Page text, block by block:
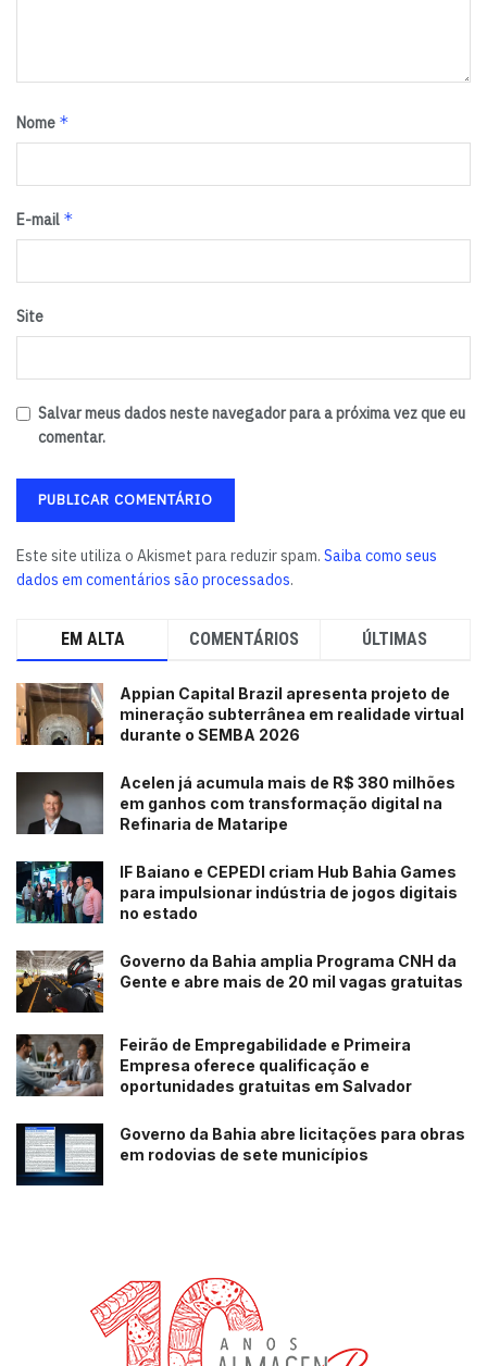
Nome *
E-mail *
Site
Salvar meus dados neste navegador para a próxima vez que eu
comentar.
Este site utiliza o Akismet para reduzir spam. Saiba como seus
dados em comentários são processados.
EM ALTA COMENTÁRIOS ÚLTIMAS
Appian Capital Brazil apresenta projeto de
mineração subterrânea em realidade virtual
durante o SEMBA 2026
Acelen já acumula mais de R$ 380 milhões
em ganhos com transformação digital na
Refinaria de Mataripe
IF Baiano e CEPEDI criam Hub Bahia Games
para impulsionar indústria de jogos digitais
no estado
Governo da Bahia amplia Programa CNH da
Gente e abre mais de 20 mil vagas gratuitas
Feirão de Empregabilidade e Primeira
Empresa oferece qualificação e
oportunidades gratuitas em Salvador
Governo da Bahia abre licitações para obras
em rodovias de sete municípios